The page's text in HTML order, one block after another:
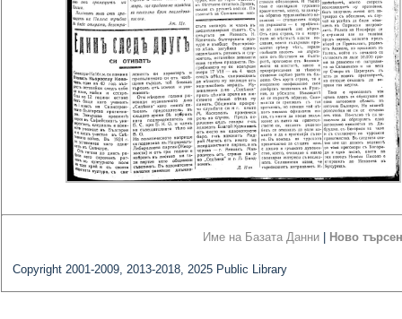
Име на Базата Данни Ново
Copyright 2001-2009, 2013-2018, 2025 Public Library